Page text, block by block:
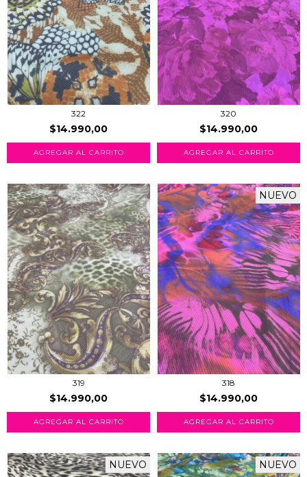
322
$14.990,00
AGREGAR AL CARRITO
320
$14.990,00
AGREGAR AL CARRITO
319
$14.990,00
AGREGAR AL CARRITO
NUEVO
318
$14.990,00
AGREGAR AL CARRITO
NUEVO NUEVO